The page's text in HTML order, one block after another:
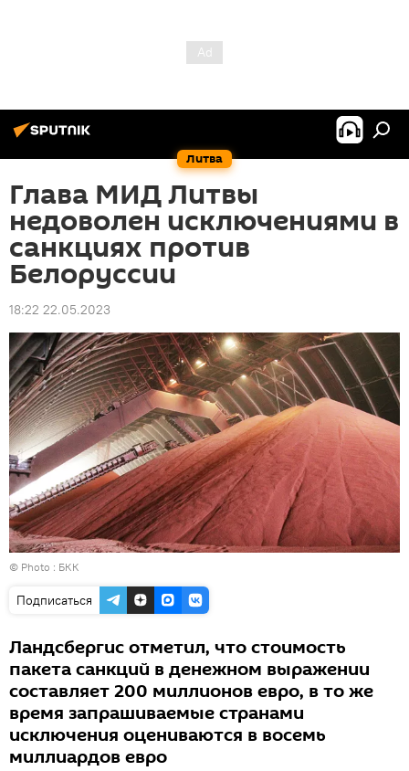
Литва
Глава МИД Литвы
недоволен исключениями в
санкциях против
Белоруссии
18:22 22.05.2023
© Photo : БКК
Подписаться
Ландсбергис отметил, что стоимость
пакета санкций в денежном выражении
составляет 200 миллионов евро, в то же
время запрашиваемые странами
исключения оцениваются в восемь
миллиардов евро